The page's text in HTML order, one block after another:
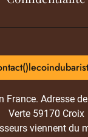
Adresse
Verte 59170 Croix
viennent du